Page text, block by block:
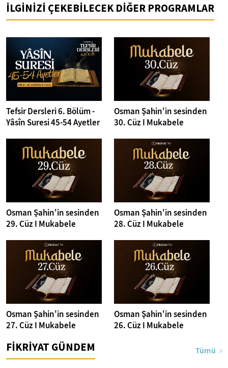
İLGİNİZİ ÇEKEBİLECEK DİĞER PROGRAMLAR
Tefsir Dersleri 6. Bölüm -
Yâsîn Suresi 45-54 Ayetler
Osman Şahin'in sesinden
30. Cüz I Mukabele
Osman Şahin'in sesinden
29. Cüz I Mukabele
Osman Şahin'in sesinden
28. Cüz I Mukabele
Osman Şahin'in sesinden
27. Cüz I Mukabele
Osman Şahin'in sesinden
26. Cüz I Mukabele
FİKRİYAT GÜNDEM Tümü